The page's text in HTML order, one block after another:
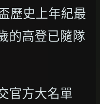
歷史上年紀最
的高登已隨隊
官方大名單